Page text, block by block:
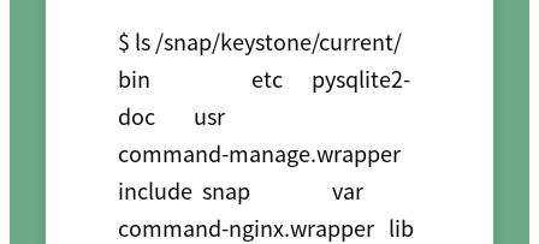
$ ls /snap/keystone/current/
bin                     etc      pysqlite2-
doc        usr
command-manage.wrapper
include  snap                 var
command-nginx.wrapper   lib